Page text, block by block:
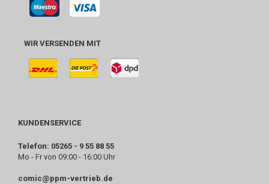
WIR VERSENDEN MIT
KUNDENSERVICE
Telefon: 05265 - 9 55 88 55
Mo - Fr von 09:00 - 16:00 Uhr
comic@ppm-vertrieb.de